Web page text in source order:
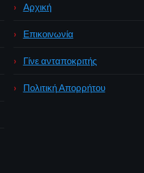
Αρχική
Επικοινωνία
Γίνε ανταποκριτής
Πολιτική Απορρήτου